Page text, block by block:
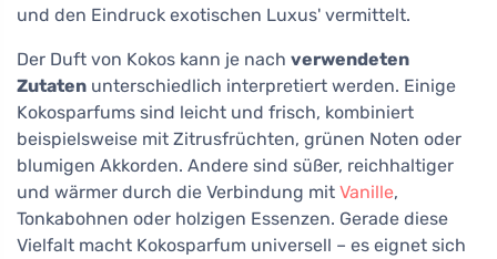
und den Eindruck exotischen Luxus' vermittelt.
Der Duft von Kokos kann je nach verwendeten
Zutaten unterschiedlich interpretiert werden. Einige
Kokosparfums sind leicht und frisch, kombiniert
beispielsweise mit Zitrusfrüchten, grünen Noten oder
blumigen Akkorden. Andere sind süßer, reichhaltiger
und wärmer durch die Verbindung mit Vanille,
Tonkabohnen oder holzigen Essenzen. Gerade diese
Vielfalt macht Kokosparfum universell – es eignet sich